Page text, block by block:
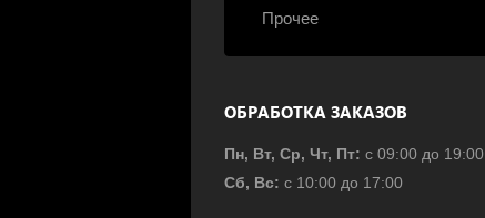
Прочее
ОБРАБОТКА ЗАКАЗОВ
Пн, Вт, Ср, Чт, Пт: с 09:00 до 19:00
Сб, Вс: с 10:00 до 17:00